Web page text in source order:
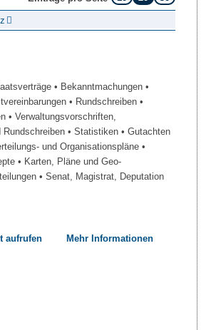
• Bekanntmachungen •
• Rundschreiben •
• Verwaltungsvorschriften,
Rundschreiben • Statistiken • Gutachten
und Organisationspläne •
• Karten, Pläne und Geo-
• Senat, Magistrat, Deputation
aufrufen Mehr Informationen